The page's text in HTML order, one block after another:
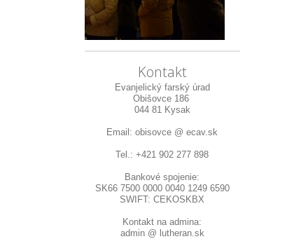
Kontakt
Evanjelický farský úrad
Obišovce 186
044 81 Kysak
Email: obisovce @ ecav.sk
Tel.: +421 902 277 898
Bankové spojenie:
SK66 7500 0000 0040 1249 6590
SWIFT: CEKOSKBX
Kontakt na admina:
admin @ lutheran.sk